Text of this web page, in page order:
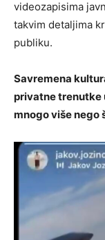
videozapisima
takvim detaljima
publiku.
Savremena
privatne trenutke
mnogo više nego